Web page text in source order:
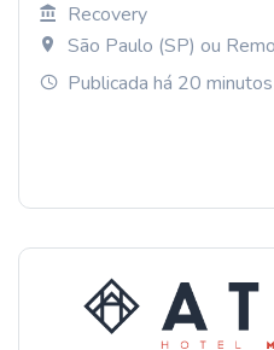
Recovery
São Paulo (SP) ou
Publicada há 20 minutos